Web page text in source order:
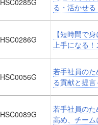
HSC0285G
る・活かせ
HSC0286G
【短時間で
上手になる
HSC0056G
若手社員の
る貢献と提言
HSC0089G
若手社員の
高め、チー